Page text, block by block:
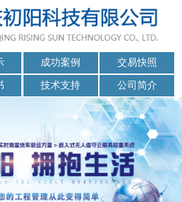
成功案例 交易快照
技术支持 公司简介